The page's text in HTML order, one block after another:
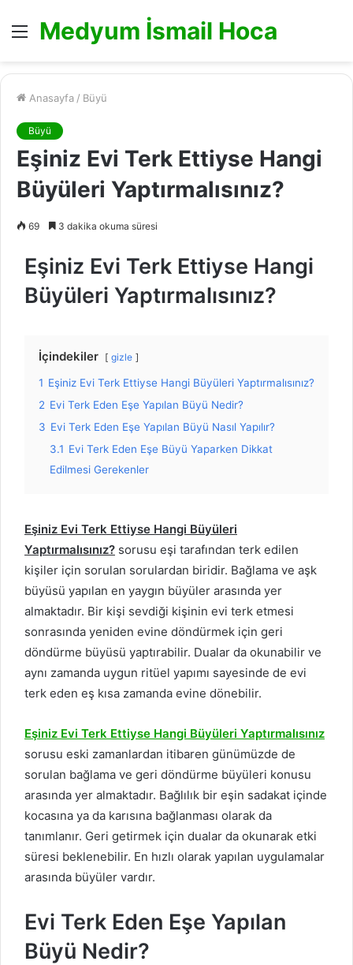
MenüMedyum İsmail Hoca
Anasayfa / Büyü
Büyü
Eşiniz Evi Terk Ettiyse Hangi
Büyüleri Yaptırmalısınız?
69 3 dakika okuma süresi
Eşiniz Evi Terk Ettiyse Hangi
Büyüleri Yaptırmalısınız?
İçindekiler gizle
1 Eşiniz Evi Terk Ettiyse Hangi Büyüleri Yaptırmalısınız?
2 Evi Terk Eden Eşe Yapılan Büyü Nedir?
3 Evi Terk Eden Eşe Yapılan Büyü Nasıl Yapılır?
3.1 Evi Terk Eden Eşe Büyü Yaparken Dikkat
Edilmesi Gerekenler
Eşiniz Evi Terk Ettiyse Hangi Büyüleri
Yaptırmalısınız? sorusu eşi tarafından terk edilen
kişiler için sorulan sorulardan biridir. Bağlama ve aşk
büyüsü yapılan en yaygın büyüler arasında yer
almaktadır. Bir kişi sevdiği kişinin evi terk etmesi
sonrasında yeniden evine döndürmek için geri
döndürme büyüsü yaptırabilir. Dualar da okunabilir ve
aynı zamanda uygun ritüel yapımı sayesinde de evi
terk eden eş kısa zamanda evine dönebilir.
Eşiniz Evi Terk Ettiyse Hangi Büyüleri Yaptırmalısınız
sorusu eski zamanlardan itibaren günümüzde de
sorulan bağlama ve geri döndürme büyüleri konusu
arasında yer almaktadır. Bağlılık bir eşin sadakat içinde
kocasına ya da karısına bağlanması olarak da
tanımlanır. Geri getirmek için dualar da okunarak etki
süresi beklenebilir. En hızlı olarak yapılan uygulamalar
arasında büyüler vardır.
Evi Terk Eden Eşe Yapılan
Büyü Nedir?